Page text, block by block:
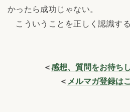
かったら成功じゃない。
こういうことを正しく認識す
＜感想、質問をお待ち
＜ メルマガ登録は